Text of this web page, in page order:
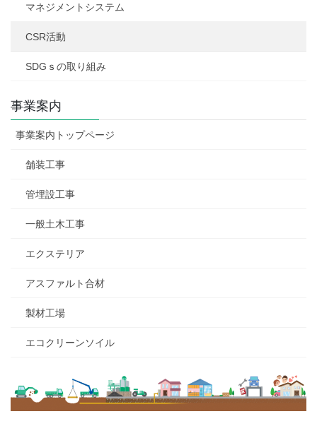
マネジメントシステム
CSR活動
SDGｓの取り組み
事業案内
事業案内トップページ
舗装工事
管埋設工事
一般土木工事
エクステリア
アスファルト合材
製材工場
エコクリーンソイル